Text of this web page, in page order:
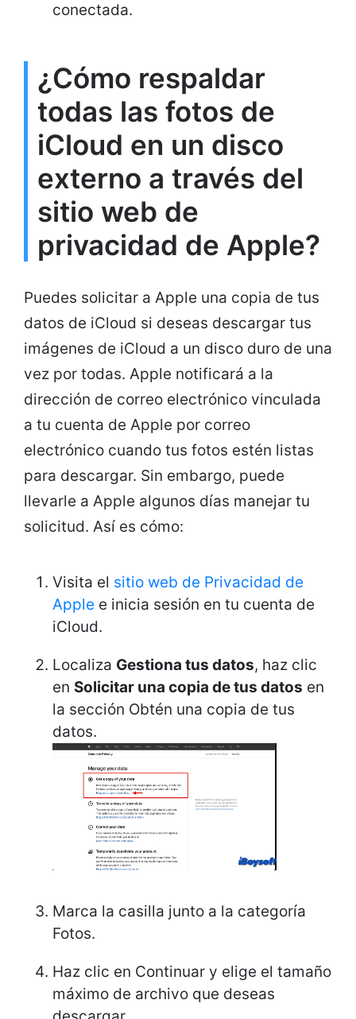
conectada.
¿Cómo respaldar
todas las fotos de
iCloud en un disco
externo a través del
sitio web de
privacidad de Apple?
Puedes solicitar a Apple una copia de tus
datos de iCloud si deseas descargar tus
imágenes de iCloud a un disco duro de una
vez por todas. Apple notificará a la
dirección de correo electrónico vinculada
a tu cuenta de Apple por correo
electrónico cuando tus fotos estén listas
para descargar. Sin embargo, puede
llevarle a Apple algunos días manejar tu
solicitud. Así es cómo:
Visita el sitio web de Privacidad de
Apple e inicia sesión en tu cuenta de
iCloud.
Localiza Gestiona tus datos, haz clic
en Solicitar una copia de tus datos en
la sección Obtén una copia de tus
datos.
Marca la casilla junto a la categoría
Fotos.
Haz clic en Continuar y elige el tamaño
máximo de archivo que deseas